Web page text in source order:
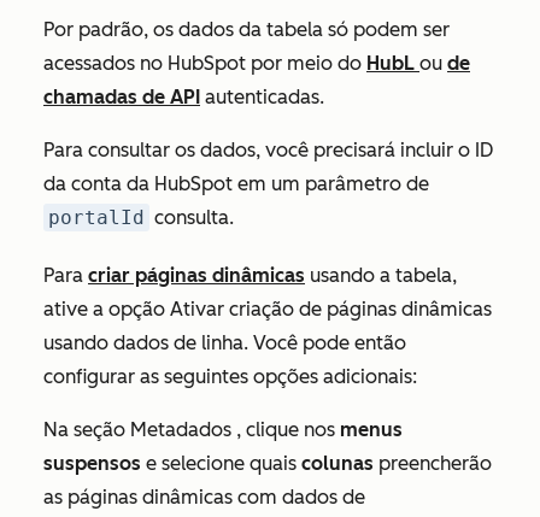
Por padrão, os dados da tabela só podem ser
acessados no HubSpot por meio do HubL ou de
chamadas de API autenticadas.
Para consultar os dados, você precisará incluir o ID
da conta da HubSpot em um parâmetro de
portalId consulta.
Para criar páginas dinâmicas usando a tabela,
ative a opção Ativar criação de páginas dinâmicas
usando dados de linha. Você pode então
configurar as seguintes opções adicionais:
Na seção Metadados , clique nos menus
suspensos e selecione quais colunas preencherão
as páginas dinâmicas com dados de